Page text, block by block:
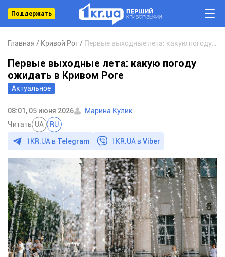
Поддержать
Главная Кривой Рог
Актуальное
Первые выходные лета: какую погоду
ожидать в Кривом Роге
08:01, 05 июня 2026
Марина Кулик
Читать UA RU
1KR.UA в Telegram 1KR.UA вViber